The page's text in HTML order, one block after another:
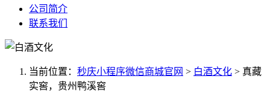
公司简介
联系我们
当前位置： 秒庆小程序微信商城官网 > 白酒文化 > 真藏
实窖，贵州鸭溪窖